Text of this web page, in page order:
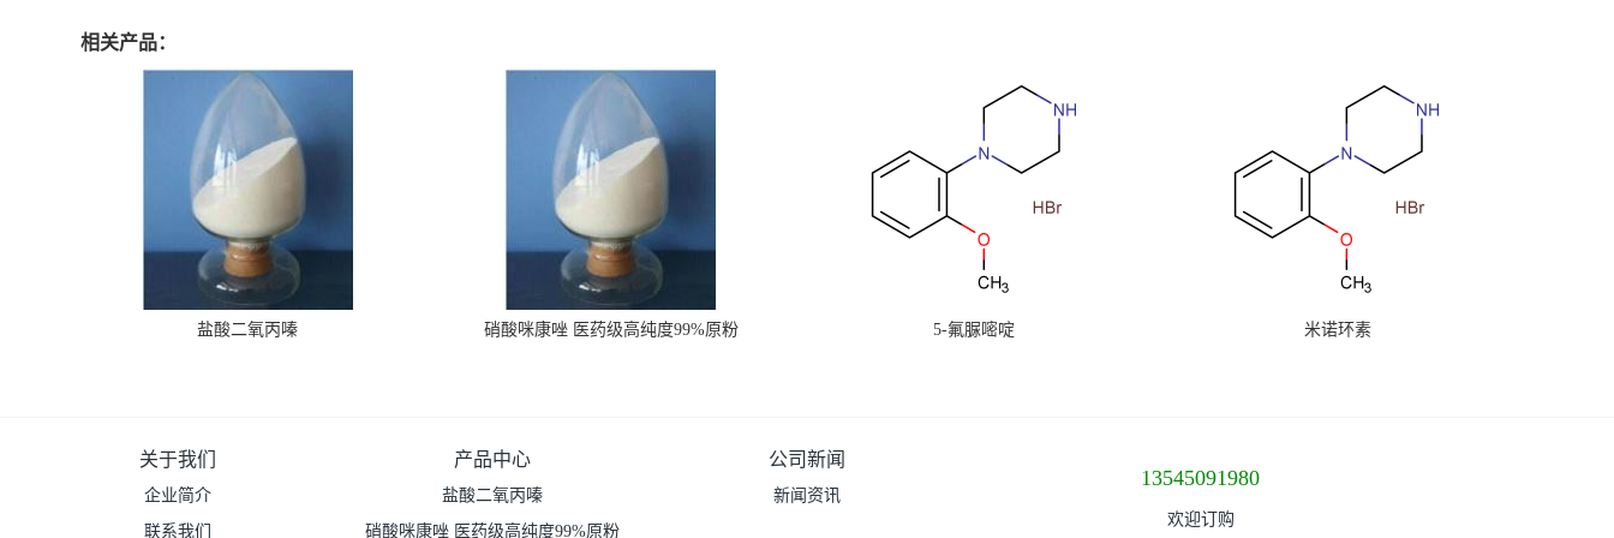
相关产品：
盐酸二氧丙嗪 硝酸咪康唑 医药级高纯度99%原粉 5-氟脲嘧啶 米诺环素
关于我们
企业简介
联系我们
产品中心
盐酸二氧丙嗪
硝酸咪康唑 医药级高纯度99%原粉
公司新闻
新闻资讯
13545091980
欢迎订购